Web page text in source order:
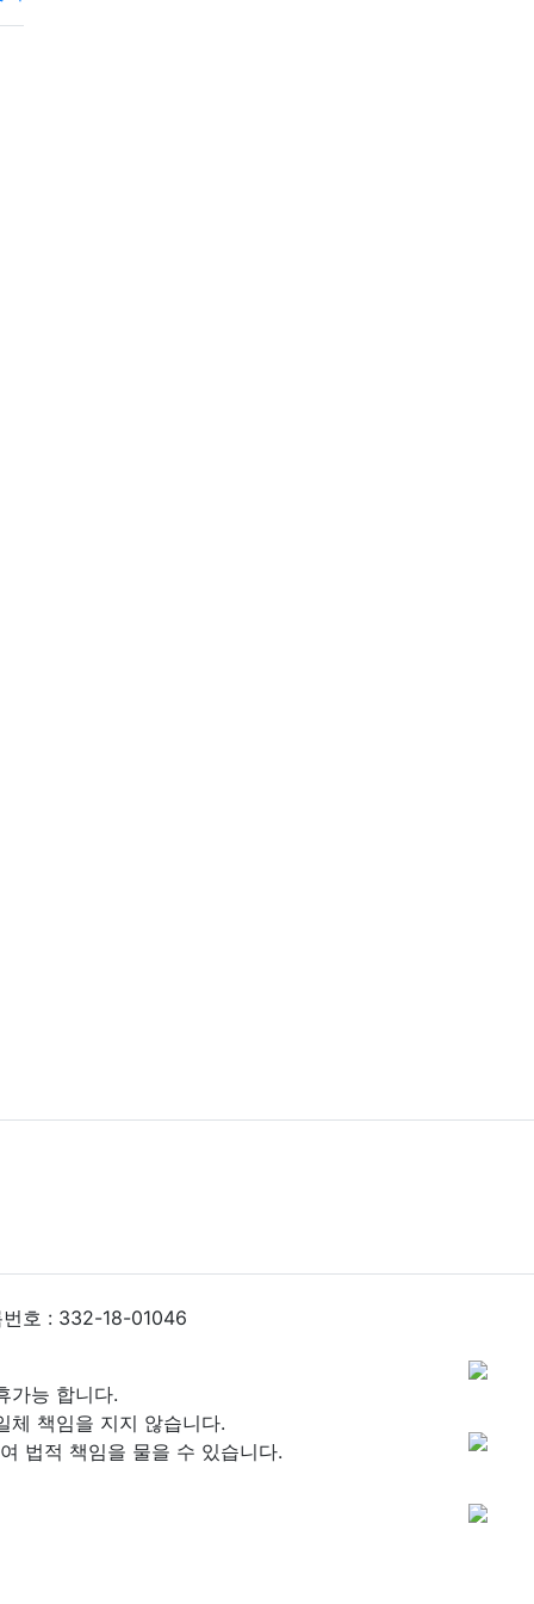
번호 : 332-18-01046
가능 합니다.
체 책임을 지지 않습니다.
법적 책임을 물을 수 있습니다.